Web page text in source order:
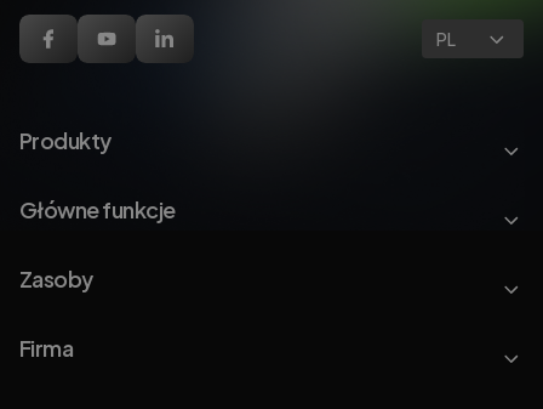
PL
Produkty
Główne funkcje
Zasoby
Firma